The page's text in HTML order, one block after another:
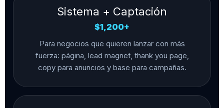
Sistema + Captación
$1,200+
Para negocios que quieren lanzar con más
fuerza: página, lead magnet, thank you page,
copy para anuncios y base para campañas.